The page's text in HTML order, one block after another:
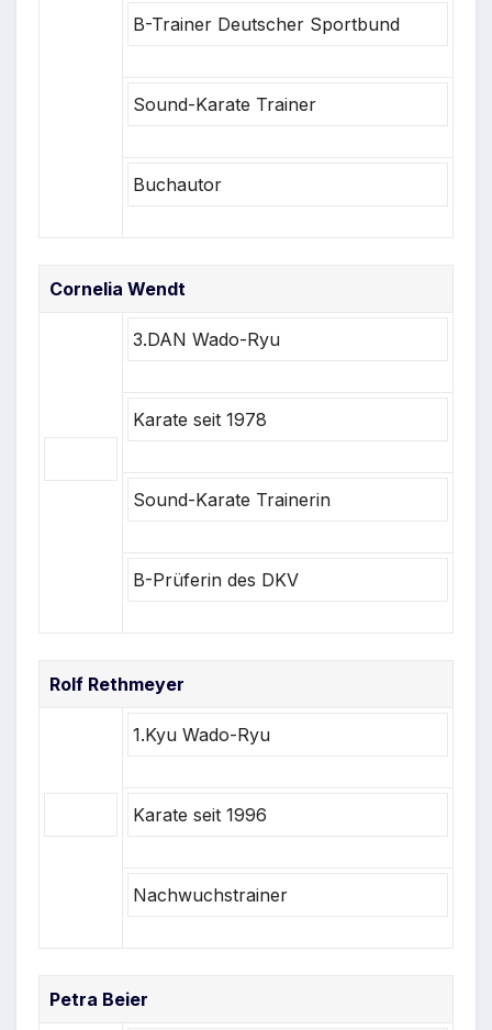
B-Trainer Deutscher Sportbund
Sound-Karate Trainer
Buchautor
Cornelia Wendt
3.DAN Wado-Ryu
Karate seit 1978
Sound-Karate Trainerin
B-Prüferin des DKV
Rolf Rethmeyer
1.Kyu Wado-Ryu
Karate seit 1996
Nachwuchstrainer
Petra Beier